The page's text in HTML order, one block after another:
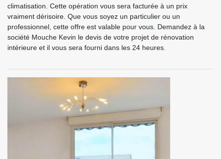
climatisation. Cette opération vous sera facturée à un prix
vraiment dérisoire. Que vous soyez un particulier ou un
professionnel, cette offre est valable pour vous. Demandez à la
société Mouche Kevin le devis de votre projet de rénovation
intérieure et il vous sera fourni dans les 24 heures.